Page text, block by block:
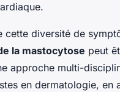
cette diversité de
la mastocytose peut
approche multi-
en dermatologie, en